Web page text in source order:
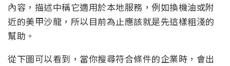
內容，描述中稱它適用於本地服務，例如換機油或附
近的美甲沙龍，所以目前為止應該就是先這樣粗淺的
幫助。
從下圖可以看到，當你搜尋符合條件的企業時，會出